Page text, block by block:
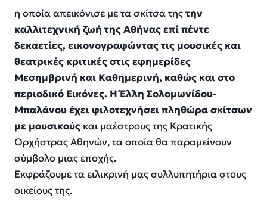
η οποία απεικόνισε με τα σκίτσα τηςτην
καλλιτεχνική ζωή της Αθήνας επί πέντε
δεκαετίες, εικονογραφώντας τις μουσικές και
θεατρικές κριτικές στις εφημερίδες
Μεσημβρινή και Καθημερινή, καθώς και στο
περιοδικό Εικόνες. Η Έλλη Σολομωνίδου-
Μπαλάνου έχει φιλοτεχνήσει πληθώρα σκίτσων
με μουσικούς και μαέστρους της Κρατικής
Ορχήστρας Αθηνών, τα οποία θα παραμείνουν
σύμβολο μιας εποχής.
Εκφράζουμε τα ειλικρινή μας συλλυπητήρια στους
οικείους της.